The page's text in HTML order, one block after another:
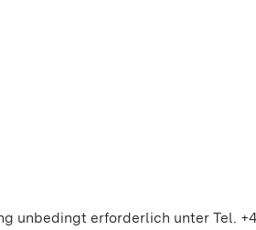
unbedingt erforderlich unter Tel.